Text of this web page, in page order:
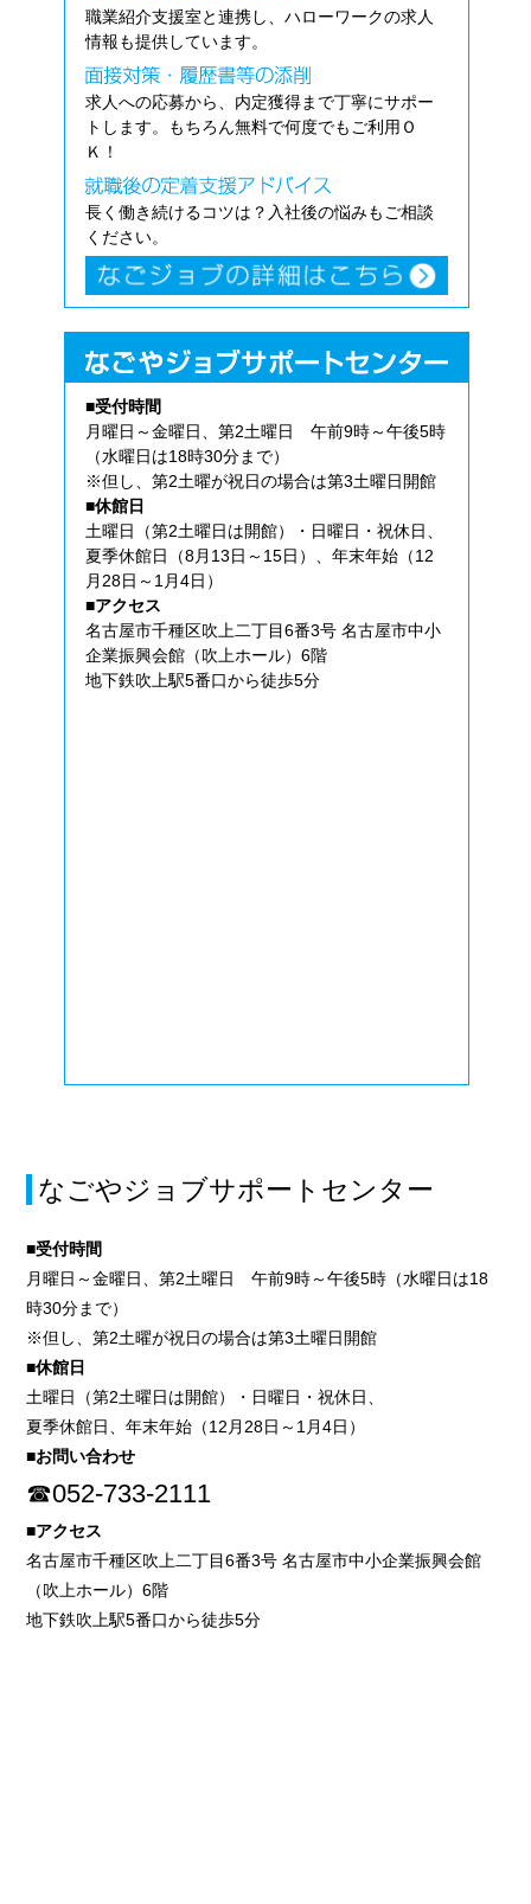
職業紹介支援室と連携し、ハローワークの求人
情報も提供しています。
求人への応募から、内定獲得まで丁寧にサポー
トします。もちろん無料で何度でもご利用Ｏ
Ｋ！
長く働き続けるコツは？入社後の悩みもご相談
ください。
■受付時間
月曜日～金曜日、第2土曜日 午前9時～午後5時
（水曜日は18時30分まで）
※但し、第2土曜が祝日の場合は第3土曜日開館
■休館日
土曜日（第2土曜日は開館）・日曜日・祝休日、
夏季休館日（8月13日～15日）、年末年始（12
月28日～1月4日）
■アクセス
名古屋市千種区吹上二丁目6番3号 名古屋市中小
企業振興会館（吹上ホール）6階
地下鉄吹上駅5番口から徒歩5分
なごやジョブサポートセンター
■受付時間
月曜日～金曜日、第2土曜日 午前9時～午後5時（水曜日は18
時30分まで）
※但し、第2土曜が祝日の場合は第3土曜日開館
■休館日
土曜日（第2土曜日は開館）・日曜日・祝休日、
夏季休館日、年末年始（12月28日～1月4日）
■お問い合わせ
☎052-733-2111
■アクセス
名古屋市千種区吹上二丁目6番3号 名古屋市中小企業振興会館
（吹上ホール）6階
地下鉄吹上駅5番口から徒歩5分